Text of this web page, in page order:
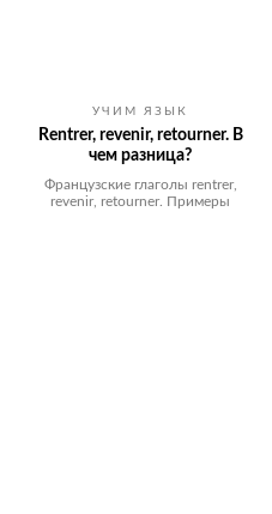
УЧИМ ЯЗЫК
Rentrer, revenir, retourner. В
чем разница?
Французские глаголы rentrer,
revenir, retourner. Примеры